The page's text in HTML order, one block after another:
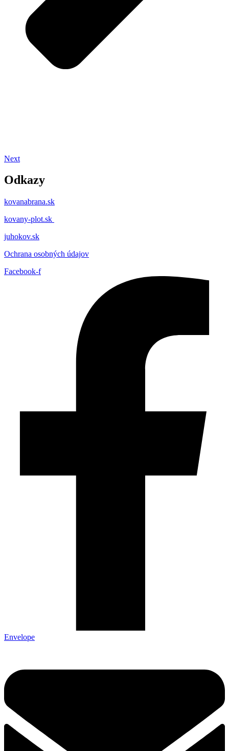
Next
Odkazy
kovanabrana.sk
kovany-plot.sk
juhokov.sk
Ochrana osobných údajov
Facebook-f
Envelope